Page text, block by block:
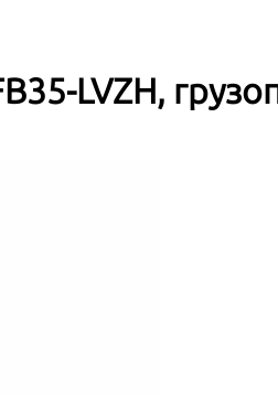
LVZH,